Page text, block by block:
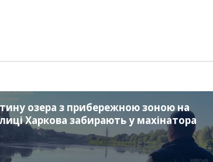
озера з прибережною зоною на
Харкова забирають у махінатора